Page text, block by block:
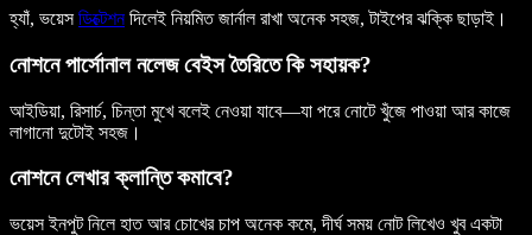
হ্যাঁ, ভয়েসডিক্টেশনদিলেই নিয়মিত জার্নাল রাখা অনেক সহজ, টাইপের ঝক্কি ছাড়াই।
নোশনে পার্সোনাল নলেজ বেইস তৈরিতে কি সহায়ক?
আইডিয়া, রিসার্চ, চিন্তা মুখে বলেই নেওয়া যাবে—যা পরে নোটে খুঁজে পাওয়া আর কাজে
লাগানো দুটোই সহজ।
নোশনে লেখার ক্লান্তি কমাবে?
ভয়েস ইনপুট নিলে হাত আর চোখের চাপ অনেক কমে, দীর্ঘ সময় নোট লিখেও খুব একটা